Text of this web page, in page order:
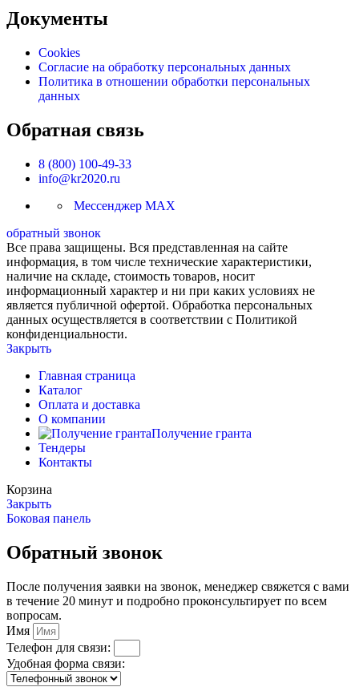
Документы
Cookies
Согласие на обработку персональных данных
Политика в отношении обработки персональных
данных
Обратная связь
8 (800) 100-49-33
info@kr2020.ru
Мессенджер MAX
обратный звонок
Все права защищены. Вся представленная на сайте
информация, в том числе технические характеристики,
наличие на складе, стоимость товаров, носит
информационный характер и ни при каких условиях не
является публичной офертой. Обработка персональных
данных осуществляется в соответствии с Политикой
конфиденциальности.
Закрыть
Главная страница
Каталог
Оплата и доставка
О компании
Получение гранта
Тендеры
Контакты
Корзина
Закрыть
Боковая панель
Обратный звонок
После получения заявки на звонок, менеджер свяжется с вами
в течение 20 минут и подробно проконсультирует по всем
вопросам.
Имя
Телефон для связи:
Удобная форма связи: